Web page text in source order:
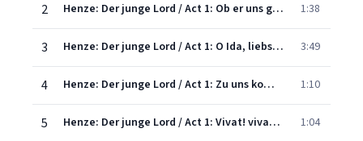
2 Henze: Der junge Lord / Act 1: Ob er uns gefallen wird oder nicht? 1:38
3 Henze: Der junge Lord / Act 1: O Ida, liebste Ida 3:49
4 Henze: Der junge Lord / Act 1: Zu uns kommt ein Edelmann 1:10
5 Henze: Der junge Lord / Act 1: Vivat! vivat! Hoch lebe der reiche, englische Herr! 1:04